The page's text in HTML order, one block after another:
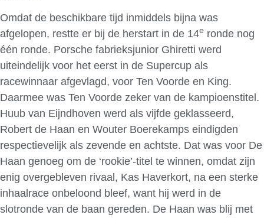
Omdat de beschikbare tijd inmiddels bijna was
afgelopen, restte er bij de herstart in de 14e ronde nog
één ronde. Porsche fabrieksjunior Ghiretti werd
uiteindelijk voor het eerst in de Supercup als
racewinnaar afgevlagd, voor Ten Voorde en King.
Daarmee was Ten Voorde zeker van de kampioenstitel.
Huub van Eijndhoven werd als vijfde geklasseerd,
Robert de Haan en Wouter Boerekamps eindigden
respectievelijk als zevende en achtste. Dat was voor De
Haan genoeg om de ‘rookie’-titel te winnen, omdat zijn
enig overgebleven rivaal, Kas Haverkort, na een sterke
inhaalrace onbeloond bleef, want hij werd in de
slotronde van de baan gereden. De Haan was blij met